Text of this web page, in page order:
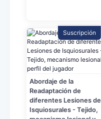
Suscripción
Abordaje de la
Readaptación de
diferentes Lesiones de
Isquiosurales - Tejido,